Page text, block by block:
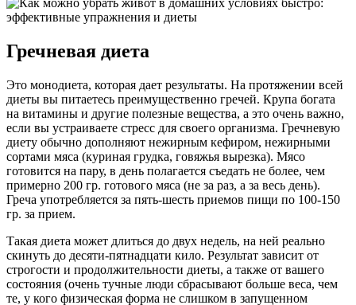
Гречневая диета
Это монодиета, которая дает результаты. На протяжении всей
диеты вы питаетесь преимущественно гречей. Крупа богата
на витамины и другие полезные вещества, а это очень важно,
если вы устраиваете стресс для своего организма. Гречневую
диету обычно дополняют нежирным кефиром, нежирными
сортами мяса (куриная грудка, говяжья вырезка). Мясо
готовится на пару, в день полагается съедать не более, чем
примерно 200 гр. готового мяса (не за раз, а за весь день).
Греча употребляется за пять-шесть приемов пищи по 100-150
гр. за прием.
Такая диета может длиться до двух недель, на ней реально
скинуть до десяти-пятнадцати кило. Результат зависит от
строгости и продолжительности диеты, а также от вашего
состояния (очень тучные люди сбрасывают больше веса, чем
те, у кого физическая форма не слишком в запущенном